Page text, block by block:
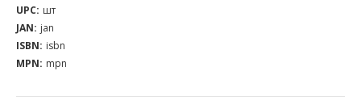
UPC: шт
JAN: jan
ISBN: isbn
MPN: mpn